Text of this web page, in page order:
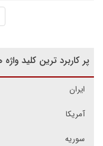
پر کاربرد ترین کلید واژه
ایران
آمریکا
سوریه